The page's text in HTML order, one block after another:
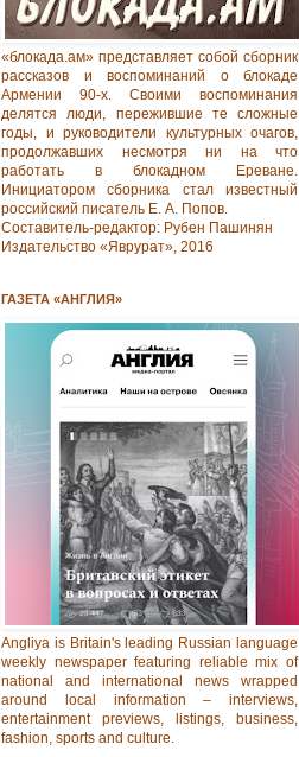
«блокада.ам» представляет собой сборник
рассказов и воспоминаний о блокаде
Армении 90-х. Своими воспоминания
делятся люди, пережившие те сложные
годы, и руководители культурных очагов,
продолжавших несмотря ни на что
работать в блокадном Ереване.
Инициатором сборника стал известный
российский писатель Е. А. Попов.
Составитель-редактор: Рубен Пашинян
Издательство «Яврурат», 2016
ГАЗЕТА «АНГЛИЯ»
Angliya is Britain's leading Russian language
weekly newspaper featuring reliable mix of
national and international news wrapped
around local information – interviews,
entertainment previews, listings, business,
fashion, sports and culture.